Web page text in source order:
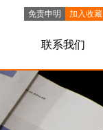
加入收藏
免责申明
联系我们